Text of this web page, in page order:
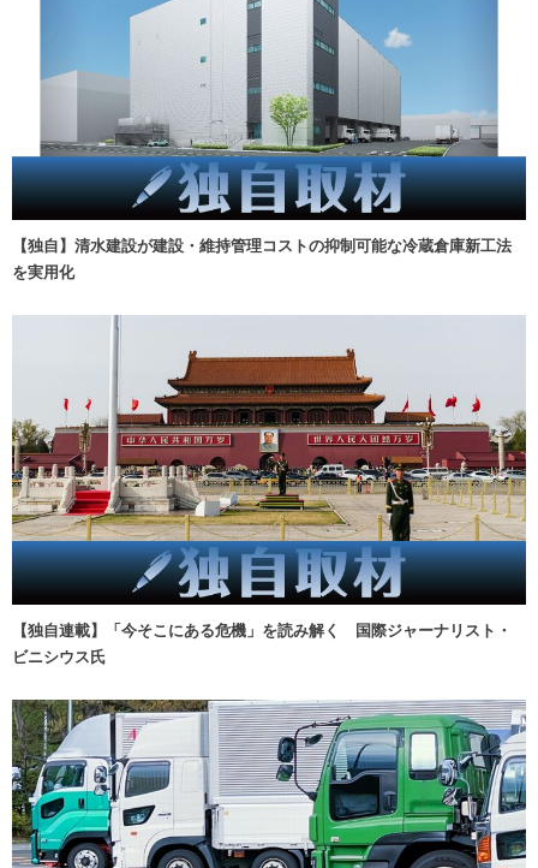
【独自】清水建設が建設・維持管理コストの抑制可能な冷蔵倉庫新工法
を実用化
【独自連載】「今そこにある危機」を読み解く 国際ジャーナリスト・
ビニシウス氏